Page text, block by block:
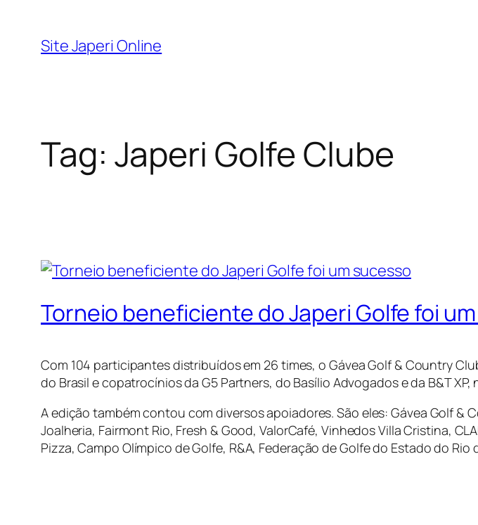
Site Japeri Online
Tag: Japeri Golfe Clube
Torneio beneficiente do Japeri Golfe foi
Com 104 participantes distribuídos em 26 times, o Gávea Golf & Country
do Brasil e copatrocínios da G5 Partners, do Basílio Advogados e da B&T XP,
A edição também contou com diversos apoiadores. São eles: Gávea Golf &
Joalheria, Fairmont Rio, Fresh & Good, ValorCafé, Vinhedos Villa Cristina,
Pizza, Campo Olímpico de Golfe, R&A, Federação de Golfe do Estado do